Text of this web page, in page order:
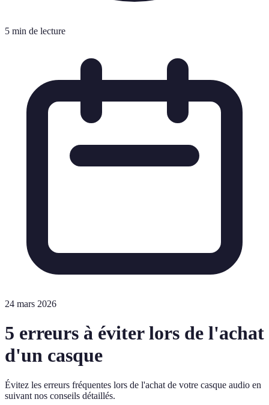
5 min de lecture
24 mars 2026
5 erreurs à éviter lors de l'achat
d'un casque
Évitez les erreurs fréquentes lors de l'achat de votre casque audio en
suivant nos conseils détaillés.